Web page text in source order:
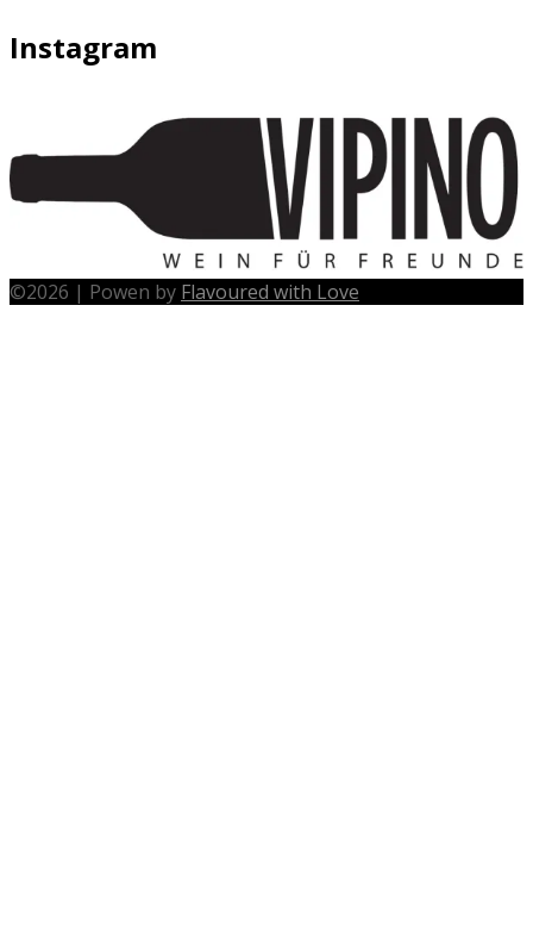
Instagram
©2026 | Powen by Flavoured with Love